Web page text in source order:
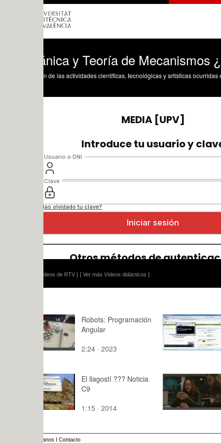
y Teoría de Mecanismos ¿ 2020
de las actividades científicas, tecnológicas y artísticas ocurridas en los tres
[ Ver más Vídeos didácticos ]
Robots: Programación
Angular
2:24 · 2023
Prueba iop
1:45 · 2015
El llagostí ??? Noticia
C9
1:15 · 2014
MONTAJE
MUJER
2:24 · 2025